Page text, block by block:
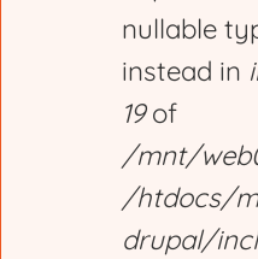
nullable
instead in
19of
/mnt/
/htdocs/
drupal/